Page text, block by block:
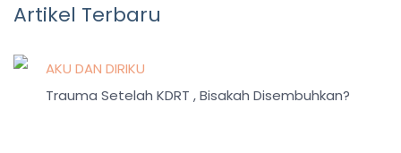
Artikel Terbaru
AKU DAN DIRIKU
Trauma Setelah KDRT , Bisakah Disembuhkan?